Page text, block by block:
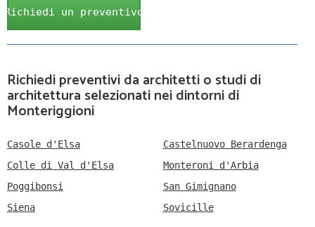
Richiedi un preventivo
Richiedi preventivi da architetti o studi di
architettura selezionati nei dintorni di
Monteriggioni
Casole d'Elsa
Castelnuovo Berardenga
Colle di Val d'Elsa
Monteroni d'Arbia
Poggibonsi
San Gimignano
Siena
Sovicille